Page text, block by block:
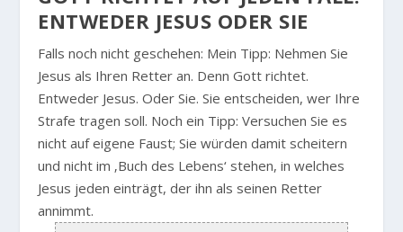
ENTWEDER JESUS ODER SIE
Falls noch nicht geschehen: Mein Tipp: Nehmen Sie
Jesus als Ihren Retter an. Denn Gott richtet.
Entweder Jesus. Oder Sie. Sie entscheiden, wer Ihre
Strafe tragen soll. Noch ein Tipp: Versuchen Sie es
nicht auf eigene Faust; Sie würden damit scheitern
und nicht im ‚Buch des Lebens‘ stehen, in welches
Jesus jeden einträgt, der ihn als seinen Retter
annimmt.